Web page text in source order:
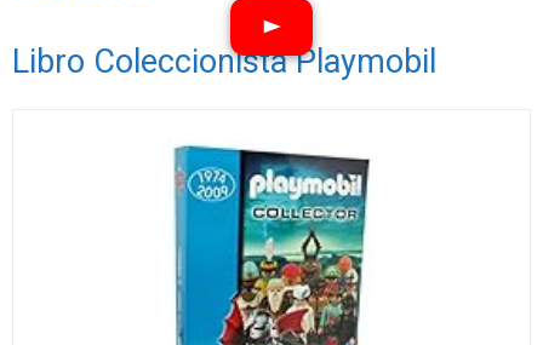
Libro Coleccionista Playmobil